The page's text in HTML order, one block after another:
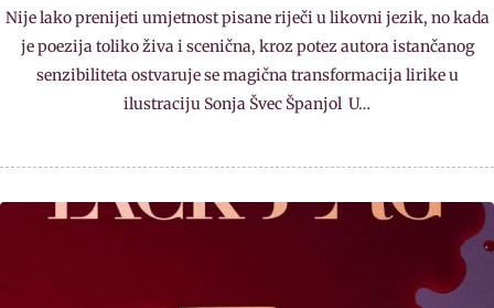
Nije lako prenijeti umjetnost pisane riječi u likovni jezik, no kada
je poezija toliko živa i scenična, kroz potez autora istančanog
senzibiliteta ostvaruje se magična transformacija lirike u
ilustraciju Sonja Švec Španjol U…